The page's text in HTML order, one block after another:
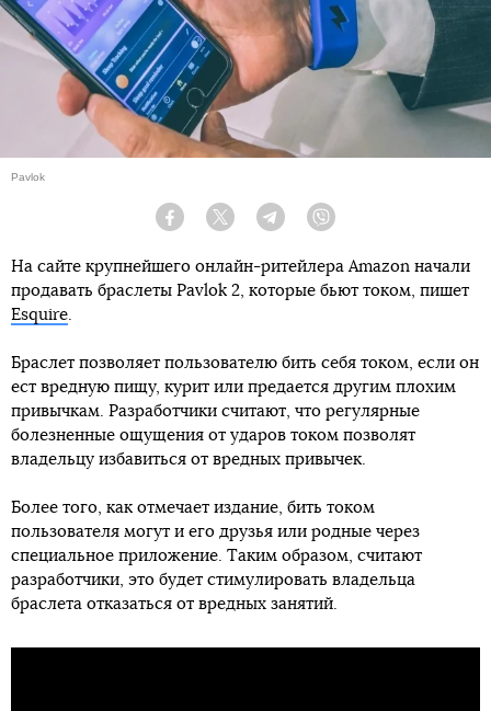
Pavlok
Facebook Twitter Telegram
На сайте крупнейшего онлайн-ритейлера Amazon начали
продавать браслеты Pavlok 2, которые бьют током, пишет
Esquire.
Браслет позволяет пользователю бить себя током, если он
ест вредную пищу, курит или предается другим плохим
привычкам. Разработчики считают, что регулярные
болезненные ощущения от ударов током позволят
владельцу избавиться от вредных привычек.
Более того, как отмечает издание, бить током
пользователя могут и его друзья или родные через
специальное приложение. Таким образом, считают
разработчики, это будет стимулировать владельца
браслета отказаться от вредных занятий.